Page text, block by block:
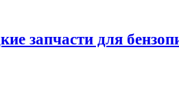
запчасти для